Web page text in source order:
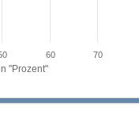
"Prozent"
60 70